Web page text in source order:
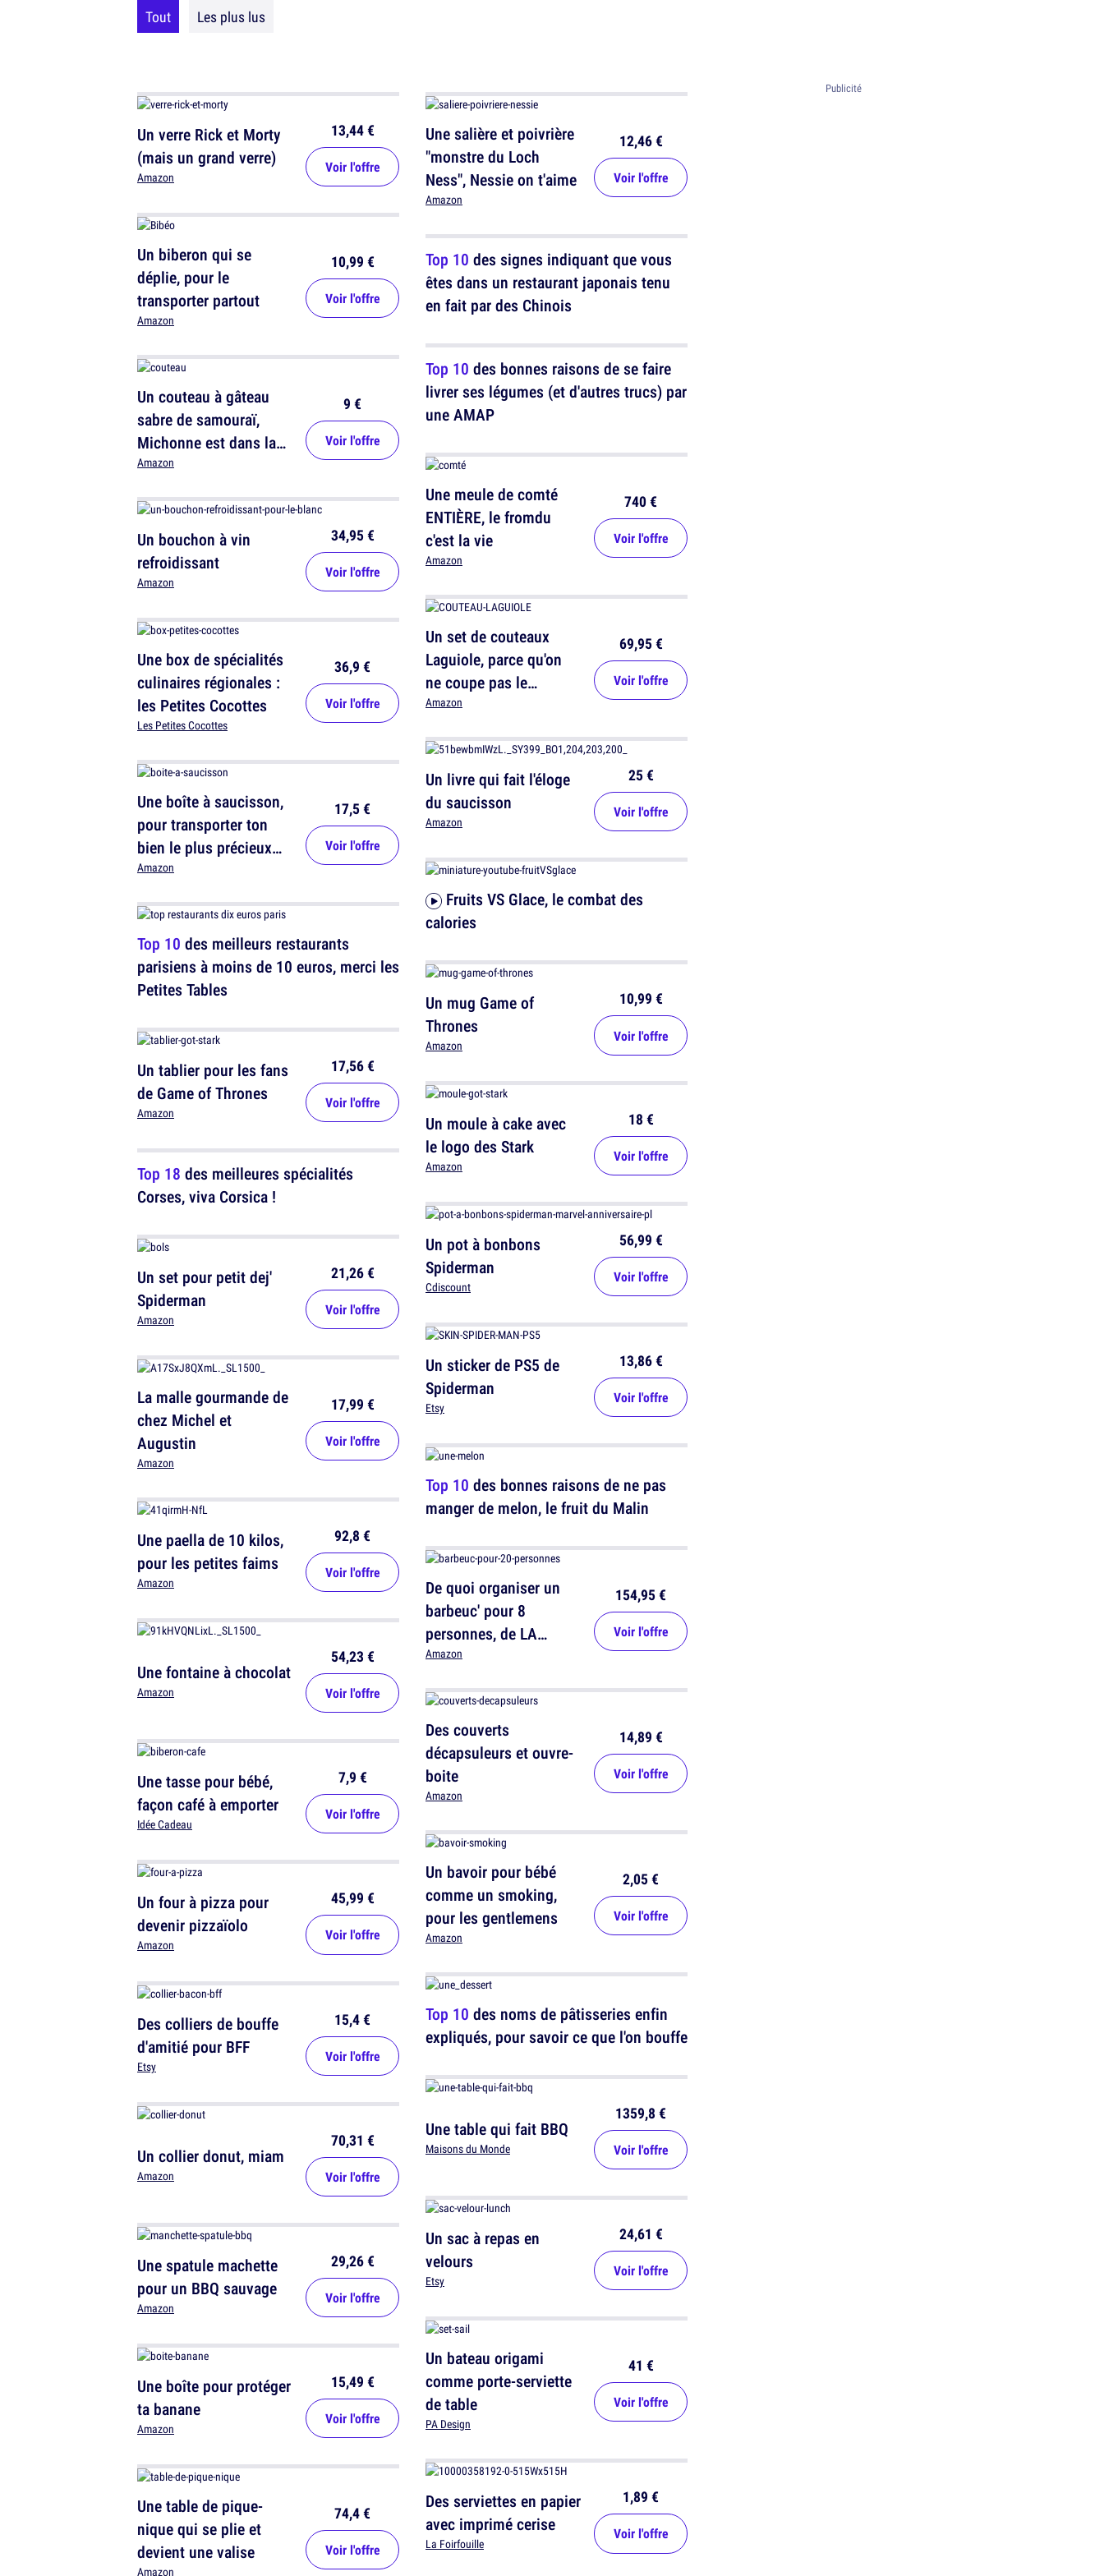
Tout Les plus lus
Un verre Rick et Morty
(mais un grand verre)
Amazon
13,44 €
Voir l'offre
Un biberon qui se
déplie, pour le
transporter partout
Amazon
10,99 €
Voir l'offre
Un couteau à gâteau
sabre de samouraï,
Michonne est dans la
place
Amazon
9 €
Voir l'offre
Un bouchon à vin
refroidissant
Amazon
34,95 €
Voir l'offre
Une box de spécialités
culinaires régionales :
les Petites Cocottes
Les Petites Cocottes
36,9 €
Voir l'offre
Une boîte à saucisson,
pour transporter ton
bien le plus précieux
partout avec toi
Amazon
17,5 €
Voir l'offre
Top 10 des meilleurs restaurants
parisiens à moins de 10 euros, merci les
Petites Tables
Un tablier pour les fans
de Game of Thrones
Amazon
17,56 €
Voir l'offre
Top 18 des meilleures spécialités
Corses, viva Corsica !
Un set pour petit dej'
Spiderman
Amazon
21,26 €
Voir l'offre
La malle gourmande de
chez Michel et
Augustin
Amazon
17,99 €
Voir l'offre
Une paella de 10 kilos,
pour les petites faims
Amazon
92,8 €
Voir l'offre
Une fontaine à chocolat
Amazon
54,23 €
Voir l'offre
Une tasse pour bébé,
façon café à emporter
Idée Cadeau
7,9 €
Voir l'offre
Un four à pizza pour
devenir pizzaïolo
Amazon
45,99 €
Voir l'offre
Des colliers de bouffe
d'amitié pour BFF
Etsy
15,4 €
Voir l'offre
Un collier donut, miam
Amazon
70,31 €
Voir l'offre
Une spatule machette
pour un BBQ sauvage
Amazon
29,26 €
Voir l'offre
Une boîte pour protéger
ta banane
Amazon
15,49 €
Voir l'offre
Une table de pique-
nique qui se plie et
devient une valise
Amazon
74,4 €
Voir l'offre
Une salière et poivrière
"monstre du Loch
Ness", Nessie on t'aime
Amazon
12,46 €
Voir l'offre
Top 10 des signes indiquant que vous
êtes dans un restaurant japonais tenu
en fait par des Chinois
Top 10 des bonnes raisons de se faire
livrer ses légumes (et d'autres trucs) par
une AMAP
Une meule de comté
ENTIÈRE, le fromdu
c'est la vie
Amazon
740 €
Voir l'offre
Un set de couteaux
Laguiole, parce qu'on
ne coupe pas le
saucisson avec
Amazon
69,95 €
Voir l'offre
Un livre qui fait l'éloge
du saucisson
Amazon
25 €
Voir l'offre
calories
Un mug Game of
Thrones
Amazon
10,99 €
Voir l'offre
Un moule à cake avec
le logo des Stark
Amazon
18 €
Voir l'offre
Un pot à bonbons
Spiderman
Cdiscount
56,99 €
Voir l'offre
Un sticker de PS5 de
Spiderman
Etsy
13,86 €
Voir l'offre
Top 10 des bonnes raisons de ne pas
manger de melon, le fruit du Malin
De quoi organiser un
barbeuc' pour 8
personnes, de LA
VIANDE
Amazon
154,95 €
Voir l'offre
Des couverts
décapsuleurs et ouvre-
boite
Amazon
14,89 €
Voir l'offre
Un bavoir pour bébé
comme un smoking,
pour les gentlemens
Amazon
2,05 €
Voir l'offre
Top 10 des noms de pâtisseries enfin
expliqués, pour savoir ce que l'on bouffe
Une table qui fait BBQ
Maisons du Monde
1359,8 €
Voir l'offre
Un sac à repas en
velours
Etsy
24,61 €
Voir l'offre
Un bateau origami
comme porte-serviette
de table
PA Design
41 €
Voir l'offre
Des serviettes en papier
avec imprimé cerise
La Foirfouille
1,89 €
Voir l'offre